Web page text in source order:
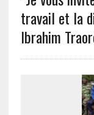
travail et la
Ibrahim